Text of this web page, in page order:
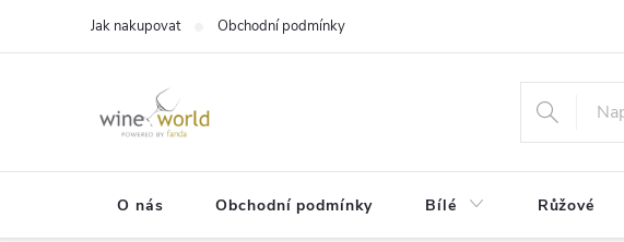
Jak nakupovat Obchodní podmínky
O nás Obchodní podmínky Bílé Růžové